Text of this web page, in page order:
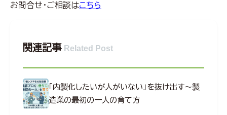
お問合せ・ご相談はこちら
関連記事 Related Post
「内製化したいが人がいない」を抜け出す～製
造業の最初の一人の育て方